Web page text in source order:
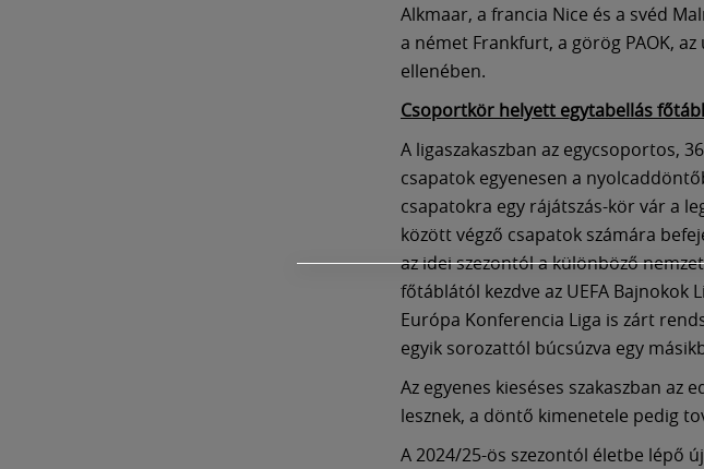
Alkmaar, a francia Nice és a svéd
a német Frankfurt, a görög PAOK,
ellenében.
Csoportkör helyett egytabellás
A ligaszakaszban az egycsoportos,
csapatok egyenesen a
csapatokra egy rájátszás-kör vár a
között végző csapatok számára
az idei szezontól a különböző
főtáblától kezdve az UEFA Bajnokok
Európa Konferencia Liga is zárt
egyik sorozattól búcsúzva egy
Az egyenes kieséses szakaszban az
lesznek, a döntő kimenetele pedig
A 2024/25-ös szezontól életbe lépő